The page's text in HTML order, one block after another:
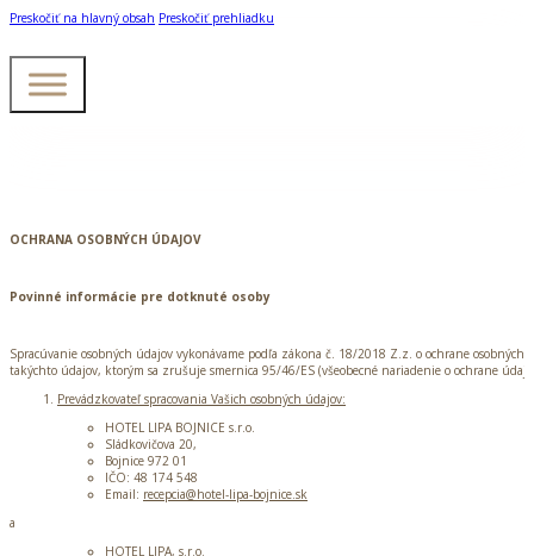
Preskočiť na hlavný obsah Preskočiť prehliadku
OCHRANA OSOBNÝCH ÚDAJOV
Povinné informácie pre dotknuté osoby
Spracúvanie osobných údajov vykonávame podľa zákona č. 18/2018 Z.z. o ochrane
takýchto údajov, ktorým sa zrušuje smernica 95/46/ES (všeobecné nariadenie o ochrane
Prevádzkovateľ spracovania Vašich osobných údajov:
HOTEL LIPA BOJNICE s.r.o.
Sládkovičova 20,
Bojnice 972 01
IČO: 48 174 548
Email: recepcia@hotel-lipa-bojnice.sk
a
HOTEL LIPA, s.r.o.